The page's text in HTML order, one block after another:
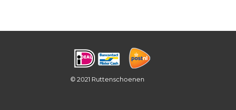
© 2021 Ruttenschoenen